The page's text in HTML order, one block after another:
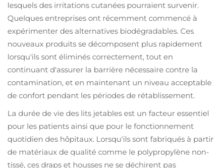
lesquels des irritations cutanées pourraient survenir.
Quelques entreprises ont récemment commencé à
expérimenter des alternatives biodégradables. Ces
nouveaux produits se décomposent plus rapidement
lorsqu'ils sont éliminés correctement, tout en
continuant d'assurer la barrière nécessaire contre la
contamination, et en maintenant un niveau acceptable
de confort pendant les périodes de rétablissement.
La durée de vie des lits jetables est un facteur essentiel
pour les patients ainsi que pour le fonctionnement
quotidien des hôpitaux. Lorsqu'ils sont fabriqués à partir
de matériaux de qualité comme le polypropylène non-
tissé, ces draps et housses ne se déchirent pas